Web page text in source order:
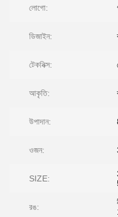
লোগো:
ডিজাইন:
টেকনিক্স:
আকৃতি:
উপাদান:
ওজন:
SIZE:
রঙ: